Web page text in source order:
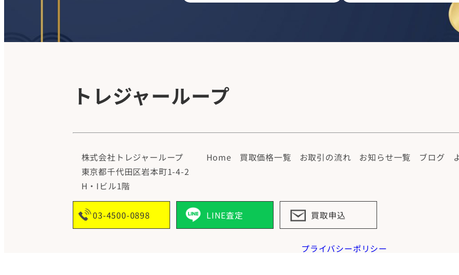
トレジャーループ
株式会社トレジャーループ
東京都千代田区岩本町1-4-2
H・Iビル1階
Home 買取価格一覧 お取引の流れ お知らせ一覧 ブログ
03-4500-0898 LINE査定 買取申込
プライバシーポリシー